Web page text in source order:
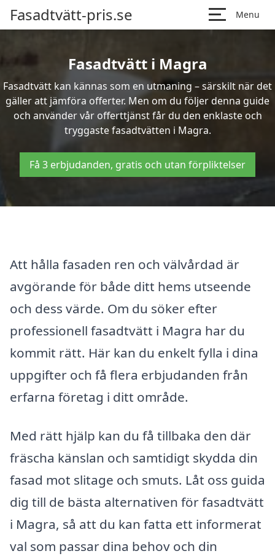
Fasadtvätt-pris.se Menu
Fasadtvätt i Magra
Fasadtvätt kan kännas som en utmaning – särskilt när det
gäller att jämföra offerter. Men om du följer denna guide
och använder vår offerttjänst får du den enklaste och
tryggaste fasadtvätten i Magra.
Få 3 erbjudanden, gratis och utan förpliktelser
Att hålla fasaden ren och välvårdad är
avgörande för både ditt hems utseende
och dess värde. Om du söker efter
professionell fasadtvätt i Magra har du
kommit rätt. Här kan du enkelt fylla i dina
uppgifter och få flera erbjudanden från
erfarna företag i ditt område.
Med rätt hjälp kan du få tillbaka den där
fräscha känslan och samtidigt skydda din
fasad mot slitage och smuts. Låt oss guida
dig till de bästa alternativen för fasadtvätt
i Magra, så att du kan fatta ett informerat
val som passar dina behov och din